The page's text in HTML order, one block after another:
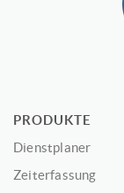
PRODUKTE
Dienstplaner
Zeiterfassung